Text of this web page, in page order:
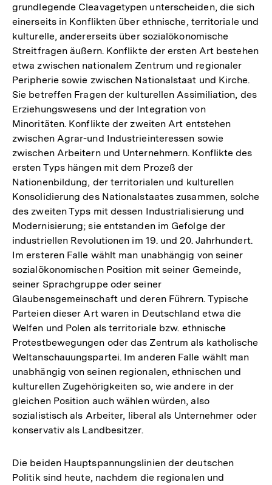
grundlegende Cleavagetypen unterscheiden, die sich
einerseits in Konflikten über ethnische, territoriale und
kulturelle, andererseits über sozialökonomische
Streitfragen äußern. Konflikte der ersten Art bestehen
etwa zwischen nationalem Zentrum und regionaler
Peripherie sowie zwischen Nationalstaat und Kirche.
Sie betreffen Fragen der kulturellen Assimiliation, des
Erziehungswesens und der Integration von
Minoritäten. Konflikte der zweiten Art entstehen
zwischen Agrar-und Industrieinteressen sowie
zwischen Arbeitern und Unternehmern. Konflikte des
ersten Typs hängen mit dem Prozeß der
Nationenbildung, der territorialen und kulturellen
Konsolidierung des Nationalstaates zusammen, solche
des zweiten Typs mit dessen Industrialisierung und
Modernisierung; sie entstanden im Gefolge der
industriellen Revolutionen im 19. und 20. Jahrhundert.
Im ersteren Falle wählt man unabhängig von seiner
sozialökonomischen Position mit seiner Gemeinde,
seiner Sprachgruppe oder seiner
Glaubensgemeinschaft und deren Führern. Typische
Parteien dieser Art waren in Deutschland etwa die
Welfen und Polen als territoriale bzw. ethnische
Protestbewegungen oder das Zentrum als katholische
Weltanschauungspartei. Im anderen Falle wählt man
unabhängig von seinen regionalen, ethnischen und
kulturellen Zugehörigkeiten so, wie andere in der
gleichen Position auch wählen würden, also
sozialistisch als Arbeiter, liberal als Unternehmer oder
konservativ als Landbesitzer.
Die beiden Hauptspannungslinien der deutschen
Politik sind heute, nachdem die regionalen und